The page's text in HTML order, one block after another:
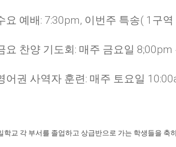
요 예배: 7:30pm, 이번주 특송( 1구
요 찬양 기도회: 매주 금요일 8;00pm
어권 사역자 훈련: 매주 토요일
학교 각 부서를 졸업하고 상급반으로 가는 학생들을 축